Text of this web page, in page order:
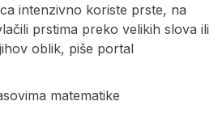
intenzivno koriste prste, na
prstima preko velikih slova ili
oblik, piše portal
matematike